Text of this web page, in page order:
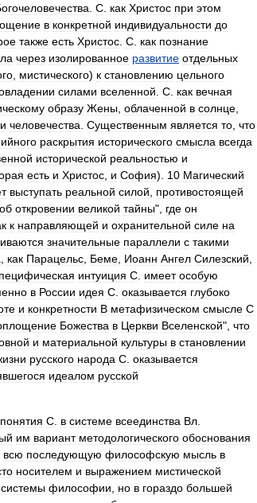
С как Христос при этом
в конкретной индивидуальности до
также есть Христос С как познание
через изолированное развитие отдельных
мистического) к становлению цельного
силами вселенной С как вечная
образу Жены облаченной в солнце
человечества Существенным является то что
раскрытия исторического смысла всегда
исторической реальностью и
есть и Христос и София). 10 Магический
выступать реальной силой
противостоящей
об откровении великой тайны", где он
к направляющей и охранительной силе на
значительные параллели с такими
как Парацельс Беме Иоанн Ангел Силезский
интуиция С имеет особую
в России идея С оказывается глубоко
и конкретности В метафизическом смысле С
Божества в Церкви Вселенской", что
и материальной культуры в становлении
русского народа С оказывается
идеалом русской
понятия С в системе всеединства Вл
им вариант методологического обоснования
всю последующую философскую мысль в
носителем и выражением мистической
системы философии но в гораздо большей